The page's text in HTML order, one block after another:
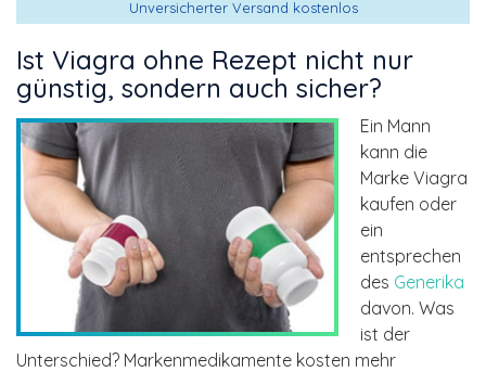
Unversicherter Versand kostenlos
Ist Viagra ohne Rezept nicht nur
günstig, sondern auch sicher?
Ein Mann
kann die
Marke Viagra
kaufen oder
ein
entsprechen
des Generika
davon. Was
ist der
Unterschied? Markenmedikamente kosten mehr